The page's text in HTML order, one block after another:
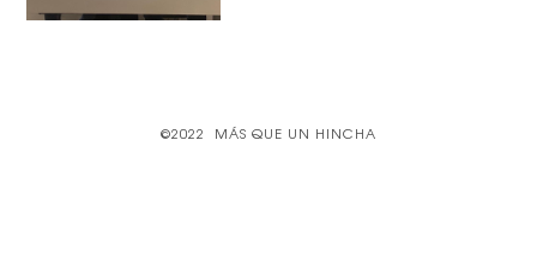
©2022 MÁS QUE UN HINCHA